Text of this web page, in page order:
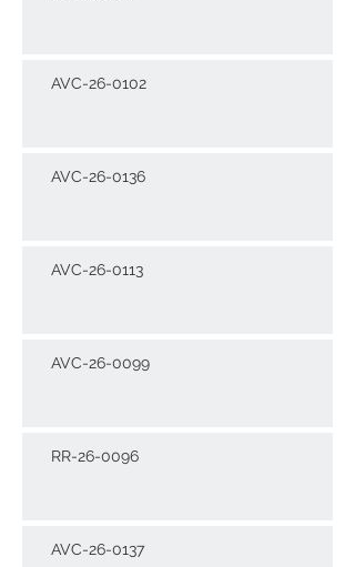
AVC-26-0102
AVC-26-0136
AVC-26-0113
AVC-26-0099
RR-26-0096
AVC-26-0137